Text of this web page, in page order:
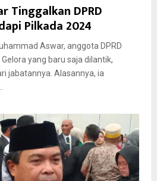
Tinggalkan DPRD
Pilkada 2024
Aswar, anggota DPRD
yang baru saja dilantik,
jabatannya. Alasannya, ia